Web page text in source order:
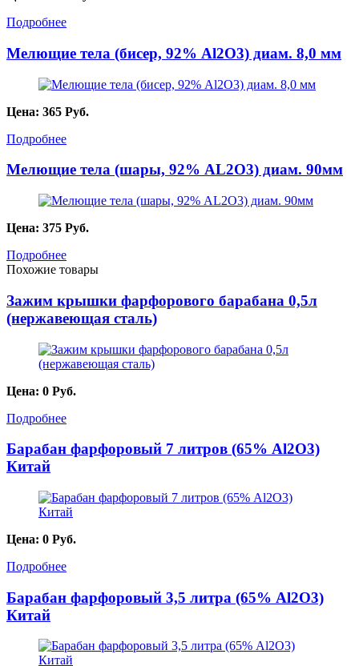
Подробнее
Мелющие тела (бисер, 92% Al2O3) диам. 8,0 мм
Цена: 365 Руб.
Подробнее
Мелющие тела (шары, 92% AL2О3) диам. 90мм
Цена: 375 Руб.
Подробнее
Похожие товары
Зажим крышки фарфорового барабана 0,5л
(нержавеющая сталь)
Цена: 0 Руб.
Подробнее
Барабан фарфоровый 7 литров (65% Al2O3)
Китай
Цена: 0 Руб.
Подробнее
Барабан фарфоровый 3,5 литра (65% Al2O3)
Китай